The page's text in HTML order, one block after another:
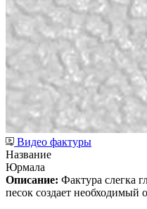
Видео фактуры
Название
Юрмала
Описание: Фактура слегка
песок создает необходимый